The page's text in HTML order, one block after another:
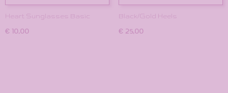
Heart Sunglasses Basic
€ 10,00
Black/Gold Heels
€ 25,00